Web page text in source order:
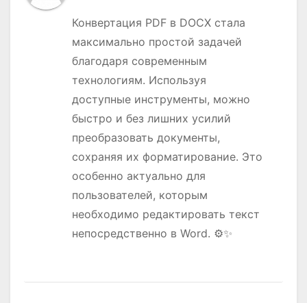
Конвертация PDF в DOCX стала
максимально простой задачей
благодаря современным
технологиям. Используя
доступные инструменты, можно
быстро и без лишних усилий
преобразовать документы,
сохраняя их форматирование. Это
особенно актуально для
пользователей, которым
необходимо редактировать текст
непосредственно в Word. ⚙️✨